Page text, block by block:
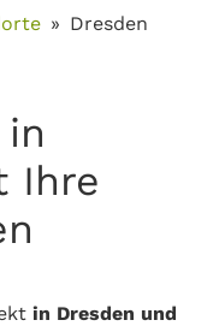
Dresden
Ihre
in Dresden und